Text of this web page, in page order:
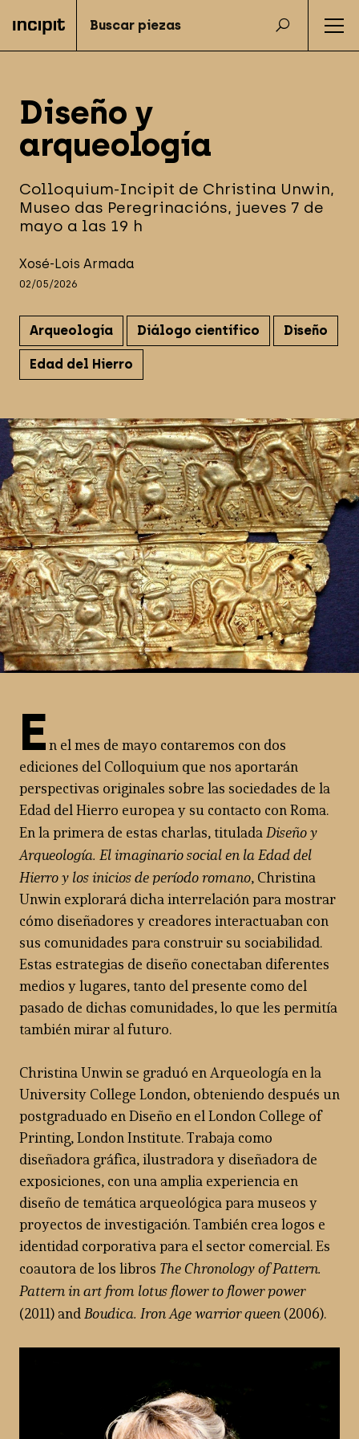
Diseño y
arqueología
Colloquium-Incipit de Christina Unwin,
Museo das Peregrinacións, jueves 7 de
mayo a las 19 h
Xosé-Lois Armada
02/05/2026
Arqueología Diálogo científico Diseño
Edad del Hierro
E n el mes de mayo contaremos con dos
ediciones del Colloquium que nos aportarán
perspectivas originales sobre las sociedades de la
Edad del Hierro europea y su contacto con Roma.
En la primera de estas charlas, titulada Diseño y
Arqueología. El imaginario social en la Edad del
Hierro y los inicios de período romano, Christina
Unwin explorará dicha interrelación para mostrar
cómo diseñadores y creadores interactuaban con
sus comunidades para construir su sociabilidad.
Estas estrategias de diseño conectaban diferentes
medios y lugares, tanto del presente como del
pasado de dichas comunidades, lo que les permitía
también mirar al futuro.
Christina Unwin se graduó en Arqueología en la
University College London, obteniendo después un
postgraduado en Diseño en el London College of
Printing, London Institute. Trabaja como
diseñadora gráfica, ilustradora y diseñadora de
exposiciones, con una amplia experiencia en
diseño de temática arqueológica para museos y
proyectos de investigación. También crea logos e
identidad corporativa para el sector comercial. Es
coautora de los libros The Chronology of Pattern.
Pattern in art from lotus flower to flower power
(2011) and Boudica. Iron Age warrior queen (2006).